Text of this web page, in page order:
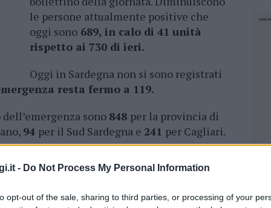
- Do Not Process My Personal Information
opt-out of the sale, sharing to third parties, or processing of your
le persone attualmente positive che
oggi sono 689, in calo di 41 unità
rispetto ai 730 di ieri.
Oggi in Sardegna non si sono registrati
resta fermo a 119.
sono 848 per la provincia di
94 per il Sud Sardegna e 241 per Cagliari.
102